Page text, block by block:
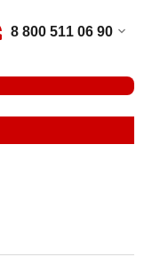
8 800 511 06 90